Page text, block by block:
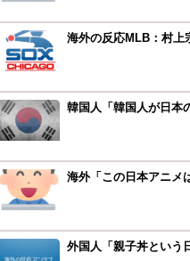
海外の反応MLB：村上
韓国人「韓国人が日本
海外「この日本アニメ
外国人「親子丼という